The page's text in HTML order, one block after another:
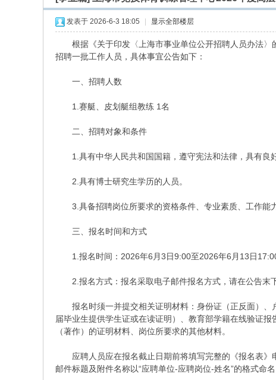
发表于 2026-6-3 18:05 显示全部楼层
根据《关于印发〈上海市事业单位公开招聘人员办法〉
招聘一批工作人员，具体事宜公告如下：
一、招聘人数
1.赛艇、皮划艇组教练 1名
二、招聘对象和条件
1.具有中华人民共和国国籍，遵守宪法和法律，具有良好
2.具有博士研究生学历的人员。
3.具备招聘岗位所要求的资格条件、专业素质、工作能力
三、报名时间和方式
1.报名时间：2026年6月3日9:00至2026年6月13日17:00
2.报名方式：报名采取电子邮件报名方式，请在公告末
报名时须一并提交相关证明材料：身份证（正反面）、
届毕业生提供学生证或在读证明）、教育部学籍在线验证
（著作）的证明材料、岗位所要求的其他材料。
应聘人员应在报名截止日期前将填写完整的《报名表》
邮件标题及附件名称以“应聘单位-应聘岗位-姓名”的格式命